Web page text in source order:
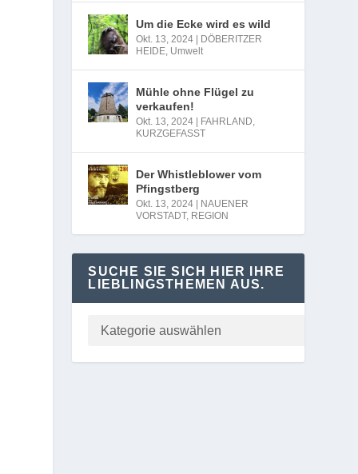
Um die Ecke wird es wild
Okt. 13, 2024
DÖBERITZER
HEIDE, Umwelt
Mühle ohne Flügel zu
verkaufen!
Okt. 13, 2024 FAHRLAND,
KURZGEFASST
Der Whistleblower vom
Pfingstberg
Okt. 13, 2024
NAUENER
VORSTADT, REGION
SUCHE SIE SICH HIER IHRE
LIEBLINGSTHEMEN AUS.